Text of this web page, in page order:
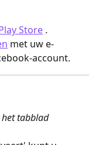
Store .
met uw e-
account.
tabblad